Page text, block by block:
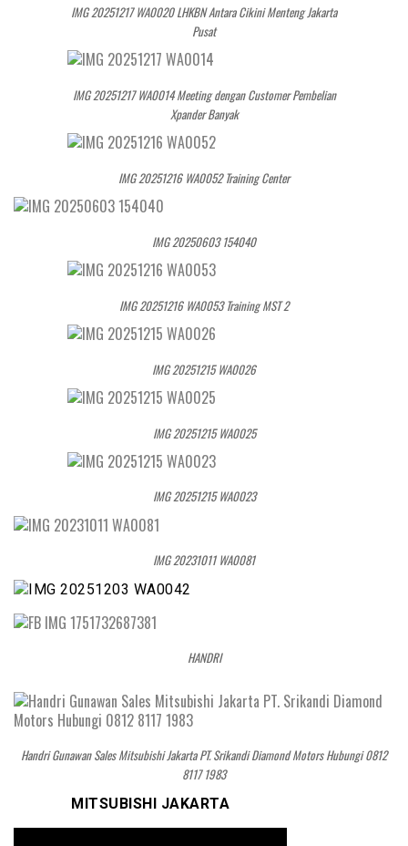
IMG 20251217 WA0020 LHKBN Antara Cikini Menteng Jakarta
Pusat
IMG 20251217 WA0014 Meeting dengan Customer Pembelian
Xpander Banyak
IMG 20251216 WA0052 Training Center
IMG 20250603 154040
IMG 20251216 WA0053 Training MST 2
IMG 20251215 WA0026
IMG 20251215 WA0025
IMG 20251215 WA0023
IMG 20231011 WA0081
HANDRI
Handri Gunawan Sales Mitsubishi Jakarta PT. Srikandi Diamond Motors Hubungi 0812
8117 1983
MITSUBISHI JAKARTA